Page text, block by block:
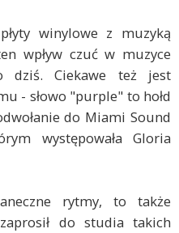
winylowe z muzyką
wpływ czuć w muzyce
dziś. Ciekawe też jest
- słowo "purple" to hołd
do Miami Sound
występowała Gloria
rytmy, to także
do studia takich